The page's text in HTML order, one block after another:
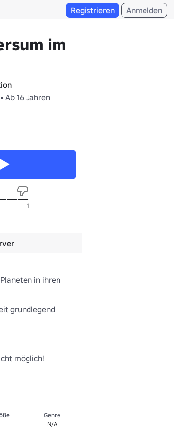
Registrieren Anmelden
im
Ab 16 Jahren
1
in ihren
grundlegend
möglich!
Genre
N/A